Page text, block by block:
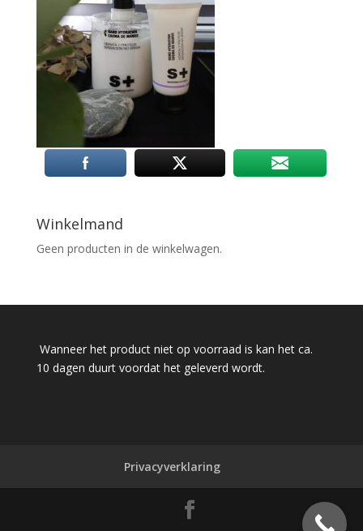
Winkelmand
Geen producten in de winkelwagen.
Wanneer het product niet op voorraad is kan het ca.
10 dagen duurt voordat het geleverd wordt.
Privacyverklaring